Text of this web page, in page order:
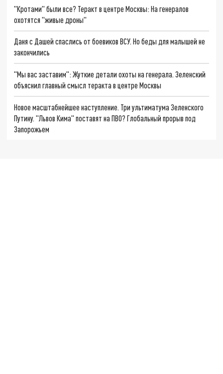
"Кротами" были все? Теракт в центре Москвы: На генералов
охотятся "живые дроны"
Даня с Дашей спаслись от боевиков ВСУ. Но беды для малышей не
закончились
"Мы вас заставим": Жуткие детали охоты на генерала. Зеленский
объяснил главный смысл теракта в центре Москвы
Новое масштабнейшее наступление. Три ультиматума Зеленского
Путину. "Львов Кима" поставят на ПВО? Глобальный прорыв под
Запорожьем